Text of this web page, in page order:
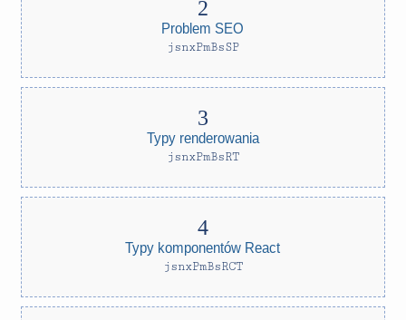
Problem SEO
jsnxPmBsSP
Typy renderowania
jsnxPmBsRT
Typy komponentów React
jsnxPmBsRCT